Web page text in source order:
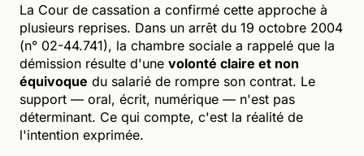
La Cour de cassation a confirmé cette approche à
plusieurs reprises. Dans un arrêt du 19 octobre 2004
(n° 02-44.741), la chambre sociale a rappelé que la
démission résulte d'une volonté claire et non
équivoque du salarié de rompre son contrat. Le
support — oral, écrit, numérique — n'est pas
déterminant. Ce qui compte, c'est la réalité de
l'intention exprimée.